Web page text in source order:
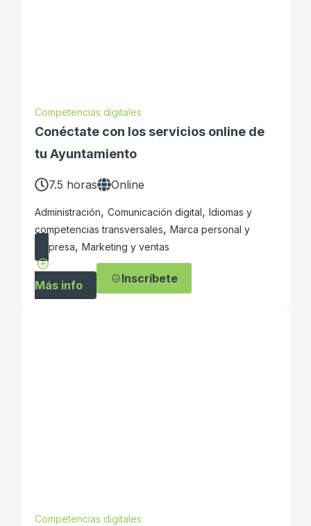
Competencias digitales
Conéctate con los servicios online de
tu Ayuntamiento
7.5 horas Online
Administración, Comunicación digital, Idiomas y
competencias transversales, Marca personal y
empresa, Marketing y ventas
Más info Inscríbete
Competencias digitales